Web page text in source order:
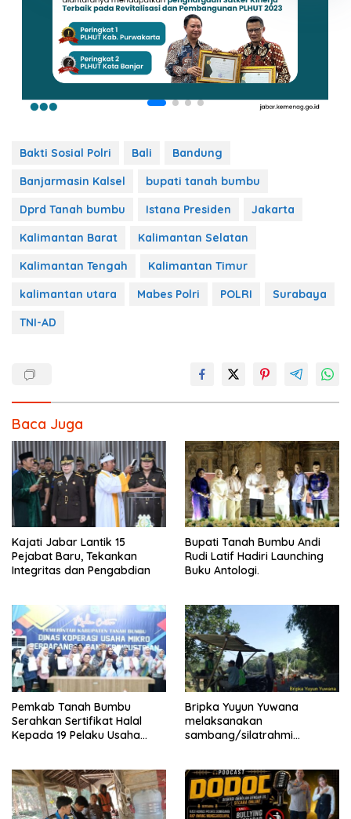
Bakti Sosial Polri Bali
Bandung
Banjarmasin Kalsel
bupati tanah bumbu
Dprd Tanah bumbu
Istana Presiden
Jakarta
Kalimantan Barat
Kalimantan Selatan
Kalimantan Tengah
Kalimantan Timur
kalimantan utara
Mabes Polri POLRI
Surabaya
TNI-AD
Baca Juga
Kajati Jabar Lantik 15
Pejabat Baru, Tekankan
Integritas dan Pengabdian
Bupati Tanah Bumbu Andi
Rudi Latif Hadiri Launching
Buku Antologi.
Pemkab Tanah Bumbu
Serahkan Sertifikat Halal
Kepada 19 Pelaku Usaha
Bripka Yuyun Yuwana
melaksanakan
sambang/silatrahmi
BEYOND TRUST PRESISI